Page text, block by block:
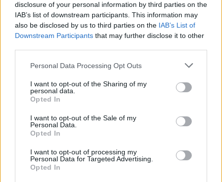
disclosure of your personal information by third parties on the
IAB’s list of downstream participants. This information may
also be disclosed by us to third parties on the IAB’s List of
Downstream Participants that may further disclose it to other
Please note that this website/app uses one or more Google
not limited to your visit or usage behaviour. You may click to
grant or deny consent to Google and its third-party tags to
use your data for below specified purposes in below Google
consent section.
Personal Data Processing Opt Outs
I want to opt-out of the Sharing of my
personal data.
Opted In
I want to opt-out of the Sale of my
Personal Data.
Opted In
I want to opt-out of processing my
Personal Data for Targeted Advertising.
Opted In
επαγγελματική εξουθένωση ως κανονικότητα.
8.Να σπαταλούν χρήματα σε υλικά αγαθά.
από τη ζωή τους, επειδή απλώς φοβούνται.
10.Να διαλέγουν τον εύκολο δρόμο.
newsκαι μάθετε τα πάντα γύρω από